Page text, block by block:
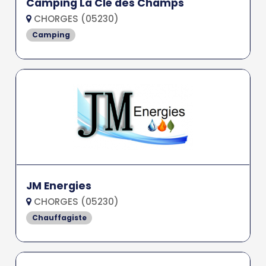
Camping La Clé des Champs
CHORGES (05230)
Camping
JM Energies
CHORGES (05230)
Chauffagiste